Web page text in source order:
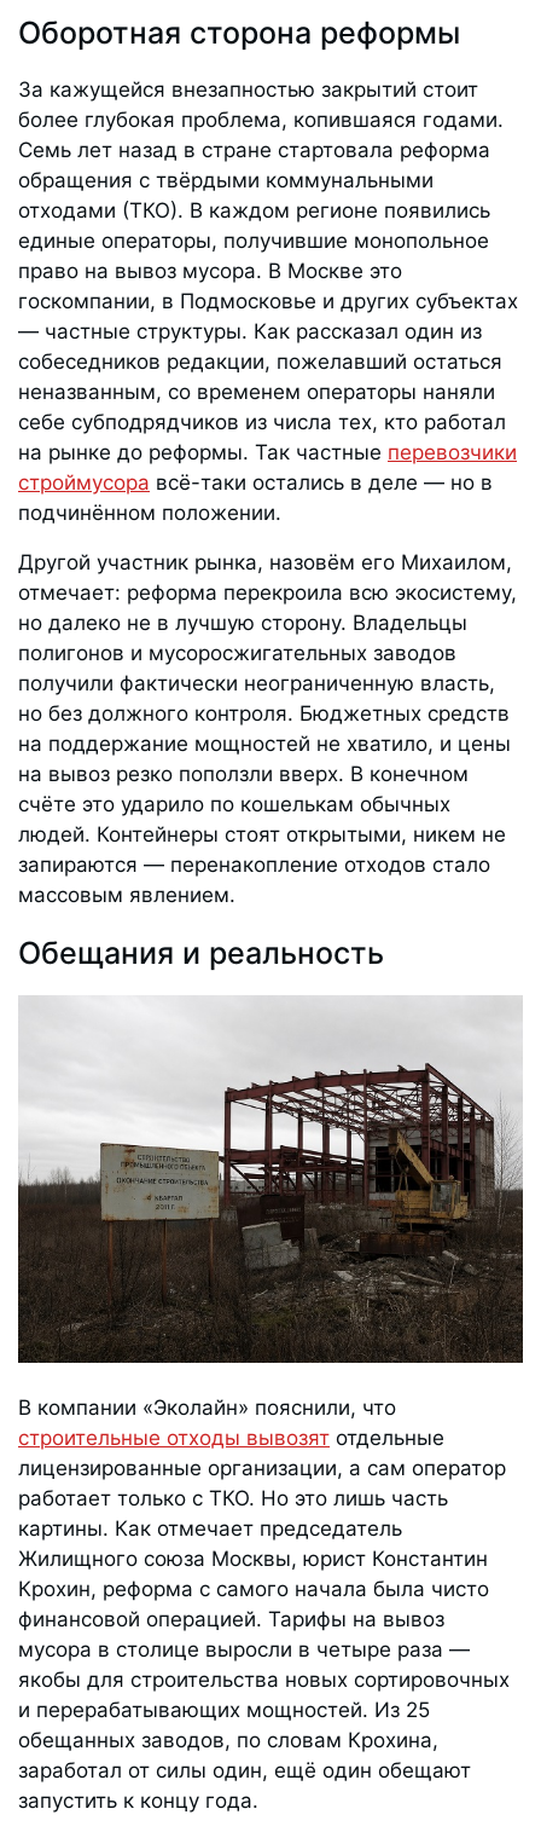
Оборотная сторона реформы
За кажущейся внезапностью закрытий стоит
более глубокая проблема, копившаяся годами.
Семь лет назад в стране стартовала реформа
обращения с твёрдыми коммунальными
отходами (ТКО). В каждом регионе появились
единые операторы, получившие монопольное
право на вывоз мусора. В Москве это
госкомпании, в Подмосковье и других субъектах
— частные структуры. Как рассказал один из
собеседников редакции, пожелавший остаться
неназванным, со временем операторы наняли
себе субподрядчиков из числа тех, кто работал
на рынке до реформы. Так частные перевозчики
строймусора всё-таки остались в деле — но в
подчинённом положении.
Другой участник рынка, назовём его Михаилом,
отмечает: реформа перекроила всю экосистему,
но далеко не в лучшую сторону. Владельцы
полигонов и мусоросжигательных заводов
получили фактически неограниченную власть,
но без должного контроля. Бюджетных средств
на поддержание мощностей не хватило, и цены
на вывоз резко поползли вверх. В конечном
счёте это ударило по кошелькам обычных
людей. Контейнеры стоят открытыми, никем не
запираются — перенакопление отходов стало
массовым явлением.
Обещания и реальность
В компании «Эколайн» пояснили, что
строительные отходы вывозят отдельные
лицензированные организации, а сам оператор
работает только с ТКО. Но это лишь часть
картины. Как отмечает председатель
Жилищного союза Москвы, юрист Константин
Крохин, реформа с самого начала была чисто
финансовой операцией. Тарифы на вывоз
мусора в столице выросли в четыре раза —
якобы для строительства новых сортировочных
и перерабатывающих мощностей. Из 25
обещанных заводов, по словам Крохина,
заработал от силы один, ещё один обещают
запустить к концу года.